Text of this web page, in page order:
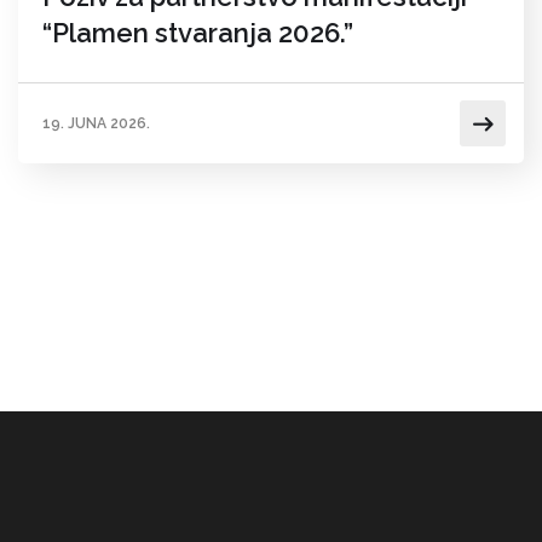
“Plamen stvaranja 2026.”
19. JUNA 2026.